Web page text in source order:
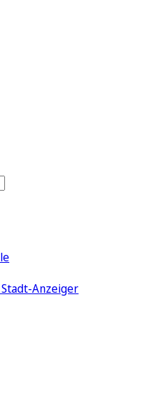
Anzeiger